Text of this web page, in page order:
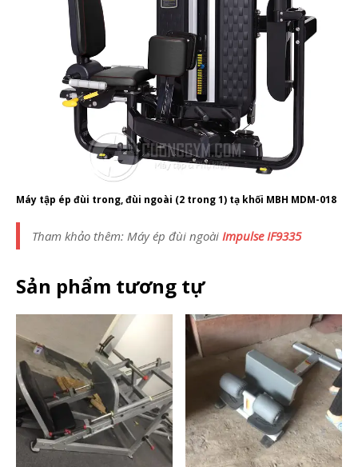
Máy tập ép đùi trong, đùi ngoài (2 trong 1) tạ khối MBH MDM-018
Tham khảo thêm: Máy ép đùi ngoài Impulse IF9335
Sản phẩm tương tự